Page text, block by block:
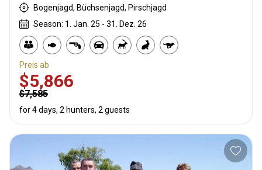
Bogenjagd, Büchsenjagd, Pirschjagd
Season: 1. Jan. 25 - 31. Dez. 26
Preis ab
$5,866
$7,585
for 4 days, 2 hunters, 2 guests